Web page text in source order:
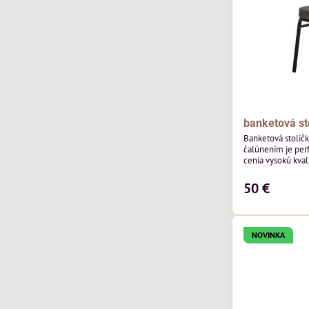
banketová
Banketová
čalúnením je
cenia vysokú
čalúnenia Mossa 29 od poľského výrobcu Davis
ktorého látka
látka vybavená
ktorej sa ľahko...
50 €
NOVINKA